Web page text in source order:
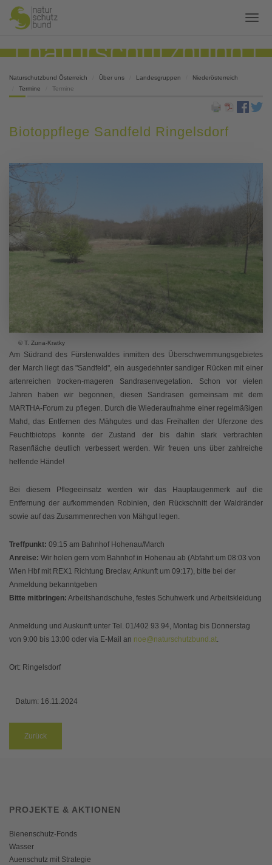
Naturschutzbund Österreich Über uns Landesgruppen
Niederösterreich
Termine
Termine
Biotoppflege Sandfeld Ringelsdorf
© T. Zuna-Kratky
Am Südrand des Fürstenwaldes inmitten des Überschwemmungsgebietes
der March liegt das "Sandfeld", ein ausgedehnter sandiger Rücken mit einer
artenreichen trocken-mageren Sandrasenvegetation. Schon vor vielen
Jahren haben wir begonnen, diesen Sandrasen gemeinsam mit dem
MARTHA-Forum zu pflegen. Durch die Wiederaufnahme einer regelmäßigen
Mahd, das Entfernen des Mähgutes und das Freihalten der Uferzone des
Feuchtbiotops konnte der Zustand der bis dahin stark verbrachten
Rasenfläche deutlich verbessert werden. Wir freuen uns über zahlreiche
helfende Hände!
Bei diesem Pflegeeinsatz werden wir das Hauptaugenmerk auf die
Entfernung der aufkommenden Robinien, den Rückschnitt der Waldränder
sowie auf das Zusammenrechen von Mähgut legen.
Treffpunkt: 09:15 am Bahnhof Hohenau/March
Anreise: Wir holen gern vom Bahnhof in Hohenau ab (Abfahrt um 08:03 von
Wien Hbf mit REX1 Richtung Breclav, Ankunft um 09:17), bitte bei der
Anmeldung bekanntgeben
Bitte mitbringen: Arbeitshandschuhe, festes Schuhwerk und Arbeitskleidung
Anmeldung und Auskunft unter Tel. 01/402 93 94, Montag bis Donnerstag
von 9:00 bis 13:00 oder via E-Mail an noe@naturschutzbund.at.
Ort: Ringelsdorf
Datum: 16.11.2024
Zurück
PROJEKTE & AKTIONEN
Bienenschutz-Fonds
Wasser
Auenschutz mit Strategie